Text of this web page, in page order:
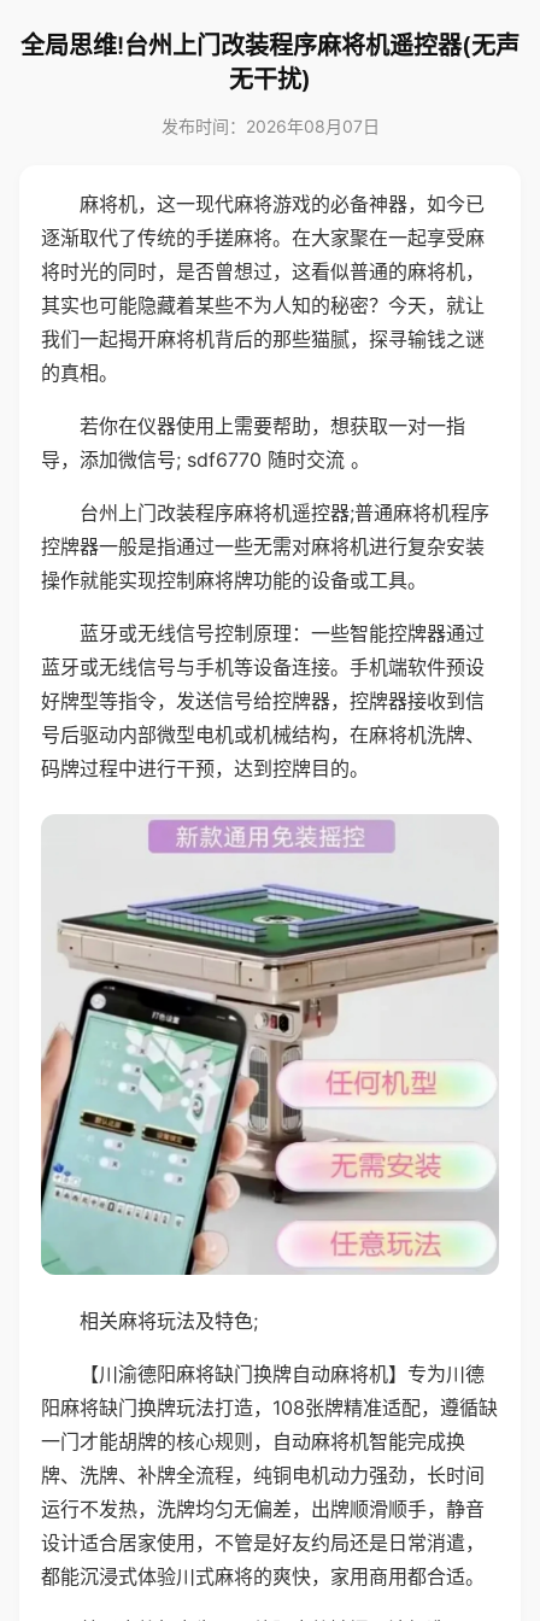
全局思维!台州上门改装程序麻将机遥控器(无声
无干扰)
发布时间：2026年08月07日
麻将机，这一现代麻将游戏的必备神器，如今已
逐渐取代了传统的手搓麻将。在大家聚在一起享受麻
将时光的同时，是否曾想过，这看似普通的麻将机，
其实也可能隐藏着某些不为人知的秘密？今天，就让
我们一起揭开麻将机背后的那些猫腻，探寻输钱之谜
的真相。
若你在仪器使用上需要帮助，想获取一对一指
导，添加微信号; sdf6770 随时交流 。
台州上门改装程序麻将机遥控器;普通麻将机程序
控牌器一般是指通过一些无需对麻将机进行复杂安装
操作就能实现控制麻将牌功能的设备或工具。
蓝牙或无线信号控制原理：一些智能控牌器通过
蓝牙或无线信号与手机等设备连接。手机端软件预设
好牌型等指令，发送信号给控牌器，控牌器接收到信
号后驱动内部微型电机或机械结构，在麻将机洗牌、
码牌过程中进行干预，达到控牌目的。
相关麻将玩法及特色;
【川渝德阳麻将缺门换牌自动麻将机】专为川德
阳麻将缺门换牌玩法打造，108张牌精准适配，遵循缺
一门才能胡牌的核心规则，自动麻将机智能完成换
牌、洗牌、补牌全流程，纯铜电机动力强劲，长时间
运行不发热，洗牌均匀无偏差，出牌顺滑顺手，静音
设计适合居家使用，不管是好友约局还是日常消遣，
都能沉浸式体验川式麻将的爽快，家用商用都合适。